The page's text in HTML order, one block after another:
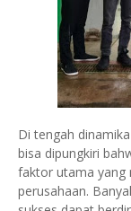
Di tengah
bisa dipungkiri
faktor utama yang
perusahaan.